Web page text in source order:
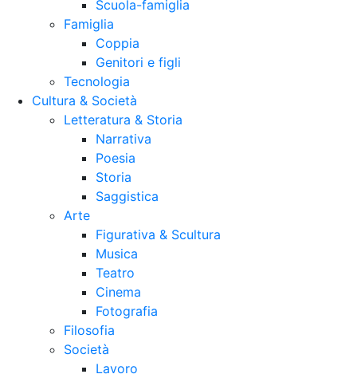
Scuola-famiglia
Famiglia
Coppia
Genitori e figli
Tecnologia
Cultura & Società
Letteratura & Storia
Narrativa
Poesia
Storia
Saggistica
Arte
Figurativa & Scultura
Musica
Teatro
Cinema
Fotografia
Filosofia
Società
Lavoro